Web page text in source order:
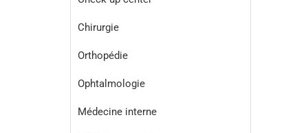
Chirurgie
Orthopédie
Ophtalmologie
Médecine interne